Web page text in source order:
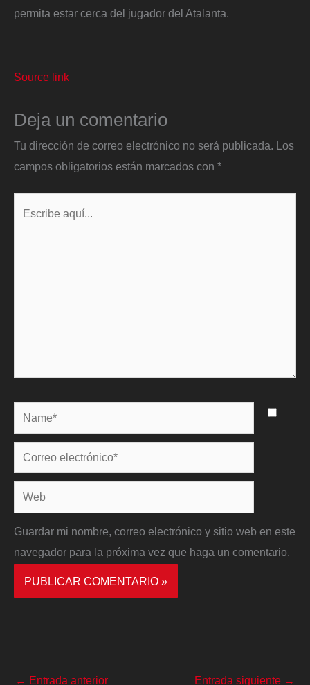
permita estar cerca del jugador del Atalanta.
Source link
Deja un comentario
Tu dirección de correo electrónico no será publicada. Los
campos obligatorios están marcados con *
Name*
Correo
electrónico*
Web
Guardar mi nombre, correo electrónico y sitio web en este
navegador para la próxima vez que haga un comentario.
← Entrada anterior Entrada siguiente →